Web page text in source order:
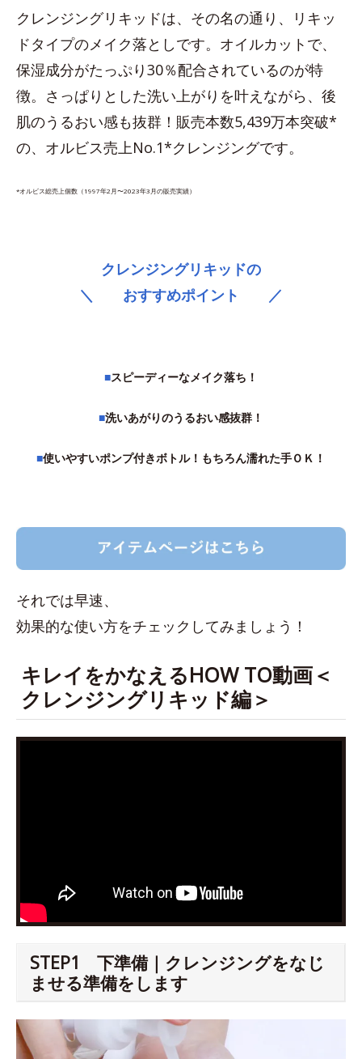
クレンジングリキッドは、その名の通り、リキッ
ドタイプのメイク落としです。オイルカットで、
保湿成分がたっぷり30％配合されているのが特
徴。さっぱりとした洗い上がりを叶えながら、後
肌のうるおい感も抜群！販売本数5,439万本突破*
の、オルビス売上No.1*クレンジングです。
*オルビス総売上個数（1997年2月〜2023年3月の販売実績）
クレンジングリキッドの
＼ おすすめポイント ／
■スピーディーなメイク落ち！
■洗いあがりのうるおい感抜群！
■使いやすいポンプ付きボトル！もちろん濡れた手ＯＫ！
それでは早速、
効果的な使い方をチェックしてみましょう！
キレイをかなえるHOW TO動画＜
クレンジングリキッド編＞
STEP1 下準備｜クレンジングをなじ
ませる準備をします